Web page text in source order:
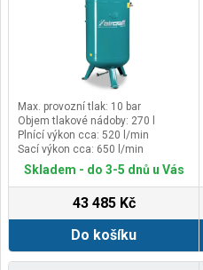
Max. provozní tlak: 10 bar
Objem tlakové nádoby: 270 l
Plnící výkon cca: 520 l/min
Sací výkon cca: 650 l/min
Skladem - do 3-5 dnů u Vás
43 485 Kč
Do košíku